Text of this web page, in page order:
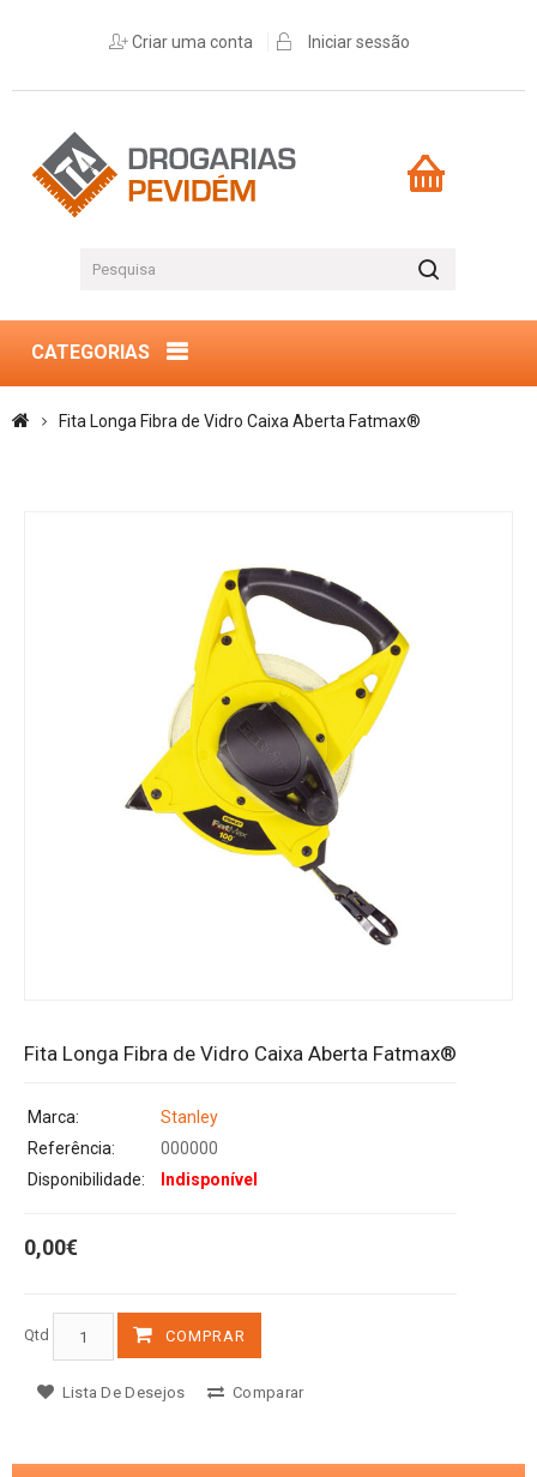
Criar uma conta Iniciar sessão
CATEGORIAS
Fita Longa Fibra de Vidro Caixa Aberta Fatmax®
Fita Longa Fibra de Vidro Caixa Aberta Fatmax®
Marca:
Stanley
Referência:
000000
Disponibilidade:
Indisponível
0,00€
Qtd COMPRAR
Lista De Desejos Comparar